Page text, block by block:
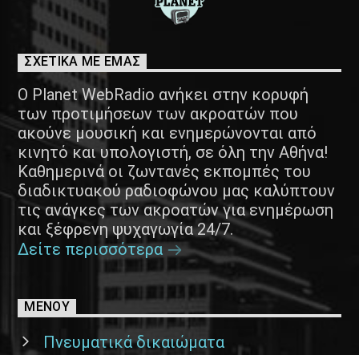
ΣΧΕΤΙΚΑ ΜΕ ΕΜΑΣ
Ο Planet WebRadio ανήκει στην κορυφή
των προτιμήσεων των ακροατών που
ακούνε μουσική και ενημερώνονται από
κινητό και υπολογιστή, σε όλη την Αθήνα!
Καθημερινά οι ζωντανές εκπομπές του
διαδικτυακού ραδιοφώνου μας καλύπτουν
τις ανάγκες των ακροατών για ενημέρωση
και ξέφρενη ψυχαγωγία 24/7.
Δείτε περισσότερα
ΜΕΝΟΥ
Πνευματικά δικαιώματα